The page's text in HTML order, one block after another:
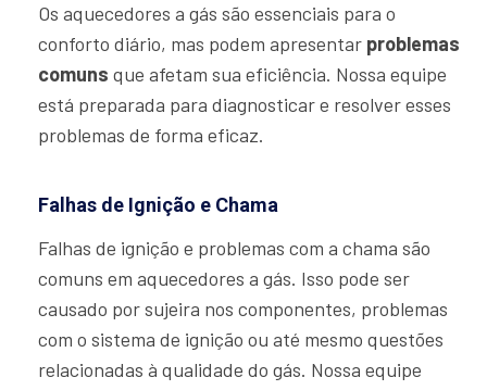
Os aquecedores a gás são essenciais para o
conforto diário, mas podem apresentar problemas
comuns que afetam sua eficiência. Nossa equipe
está preparada para diagnosticar e resolver esses
problemas de forma eficaz.
Falhas de Ignição e Chama
Falhas de ignição e problemas com a chama são
comuns em aquecedores a gás. Isso pode ser
causado por sujeira nos componentes, problemas
com o sistema de ignição ou até mesmo questões
relacionadas à qualidade do gás. Nossa equipe